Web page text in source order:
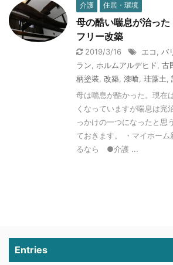
介護 住居・環境
母の酷い喘息が治っ
フリー改築
2019/3/16 エコ バ
ラン
ホルムアルデヒド 古
柄塗装 改築 漆喰 珪藻土
母は喘息が酷かった。現在
くなっていますが喘息は完
っかけの一つになったと思
ておきます。 ・マイホー
るなら ●介護 ...
Entries